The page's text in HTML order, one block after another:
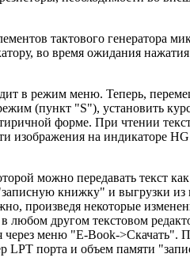
тактового генератора
во время ожидания
в режим меню. Теперь,
(пункт "S"), установить
форме. При чтении
изображения на индикаторе
можно передавать текст как
книжку" и выгрузки из
произведя некоторые
другом текстовом
меню "Е-Book->Скачать".
LPT порта и объем памяти